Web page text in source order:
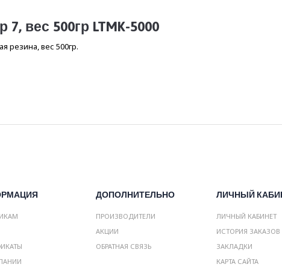
вес 500гр LTMK-5000
резина, вес 500гр.
ДОПОЛНИТЕЛЬНО
ПРОИЗВОДИТЕЛИ
АКЦИИ
ОБРАТНАЯ СВЯЗЬ
ЛИЧНЫЙ
ЛИЧНЫЙ КАБИНЕТ
ИСТОРИЯ ЗАКАЗОВ
ЗАКЛАДКИ
КАРТА САЙТА